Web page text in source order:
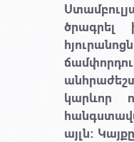
ծրագրել
կարևոր
այլն: